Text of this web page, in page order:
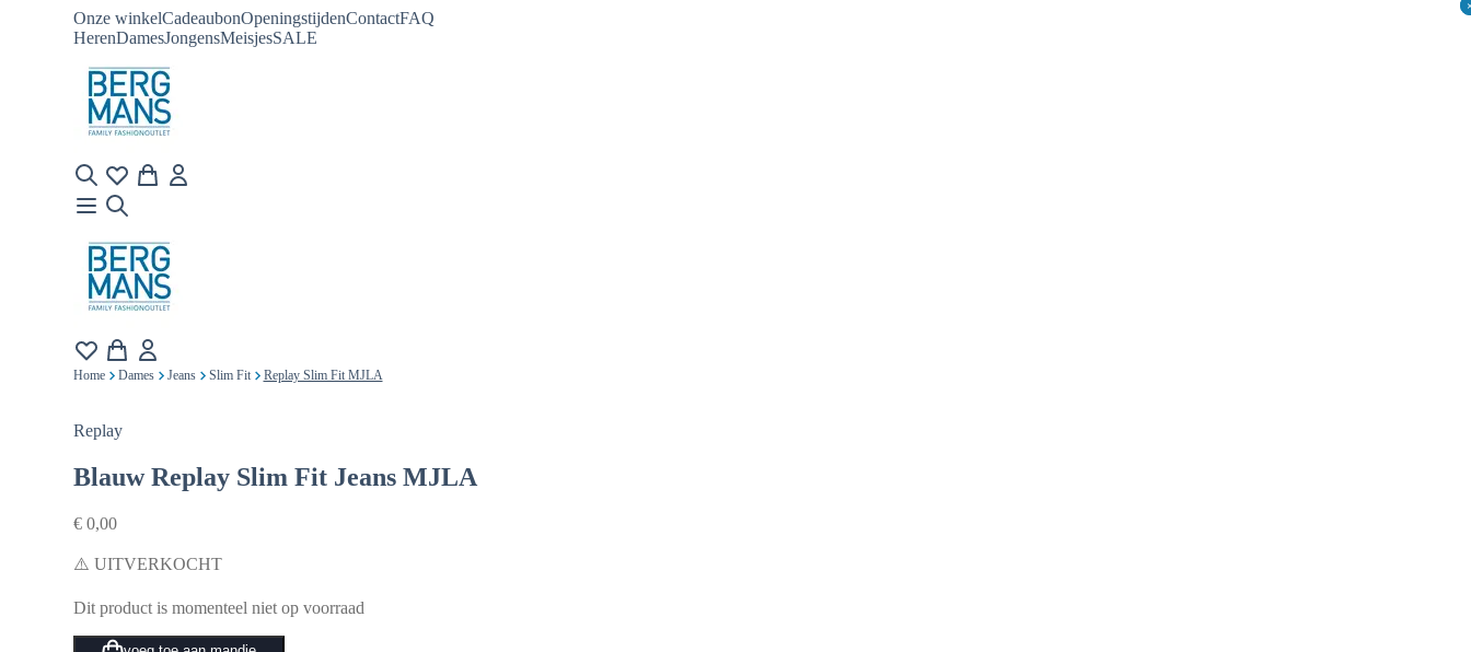
Onze winkelCadeaubonOpeningstijdenContactFAQ
HerenDamesJongensMeisjesSALE
Home Dames Jeans Slim Fit Replay Slim Fit MJLA
Replay
Blauw Replay Slim Fit Jeans MJLA
€0,00
⚠️ UITVERKOCHT
Dit product is momenteel niet op voorraad